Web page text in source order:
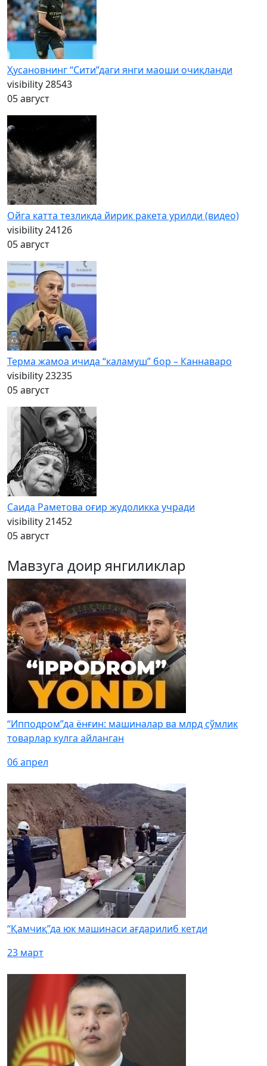
Ҳусановнинг “Сити”даги янги маоши очиқланди
visibility28543
05 август
Ойга катта тезликда йирик ракета урилди (видео)
visibility24126
05 август
Терма жамоа ичида “каламуш” бор – Каннаваро
visibility23235
05 август
Саида Раметова оғир жудоликка учради
visibility21452
05 август
Мавзуга доир янгиликлар
“Ипподром”да ёнғин: машиналар ва млрд сўмлик
товарлар кулга айланган
06 апрел
“Қамчиқ”да юк машинаси ағдарилиб кетди
23 март